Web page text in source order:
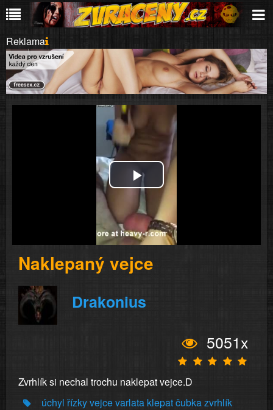
Reklama
Play
Video
Naklepaný vejce
Drakonius
5051x
Zvrhlík si nechal trochu naklepat vejce.D
úchyl řízkyvejcevarlata klepatčubkazvrhlík